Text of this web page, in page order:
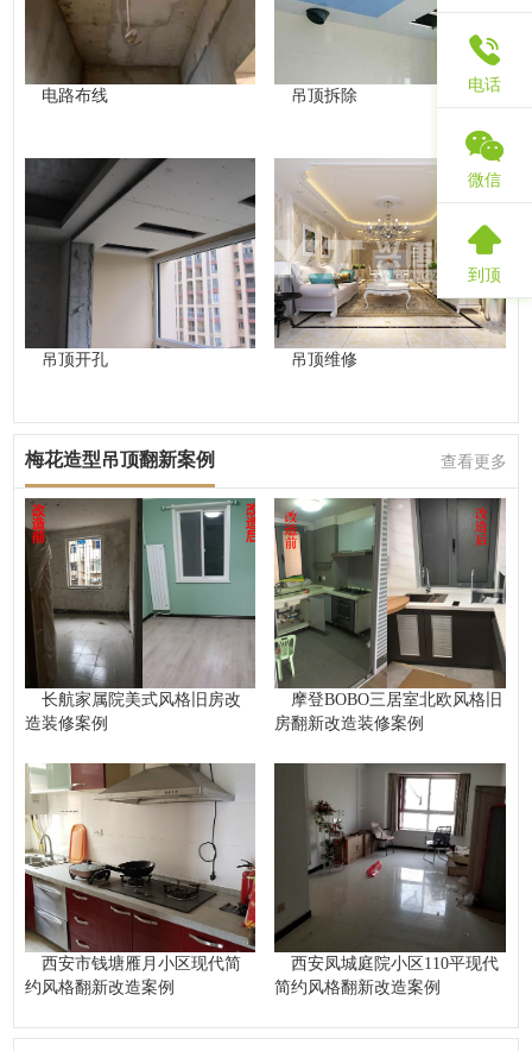
电路布线 吊顶拆除
吊顶开孔 吊顶维修
梅花造型吊顶翻新案例 查看更多
长航家属院美式风格旧房改
造装修案例
摩登BOBO三居室北欧风格旧
房翻新改造装修案例
西安市钱塘雁月小区现代简
约风格翻新改造案例
西安凤城庭院小区110平现代
简约风格翻新改造案例
电话
微信
到顶